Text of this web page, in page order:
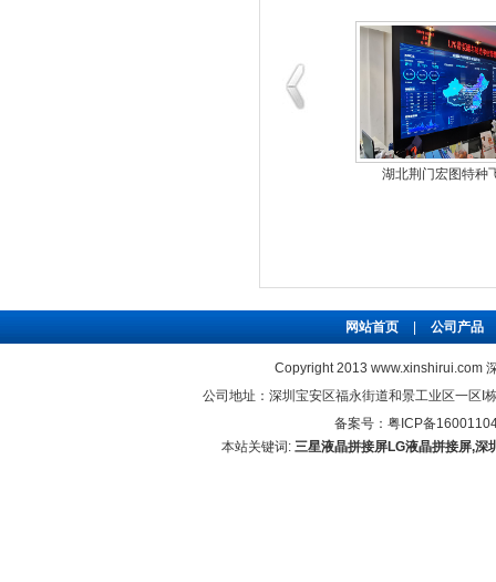
湖北荆门宏图特种
网站首页 公司产品
Copyright 2013 www.xinshirui.com
公司地址：深圳宝安区福永街道和景工业区一区
备案号： 粤ICP备
本站关键词: 三星液晶拼接屏LG液晶拼接屏,深